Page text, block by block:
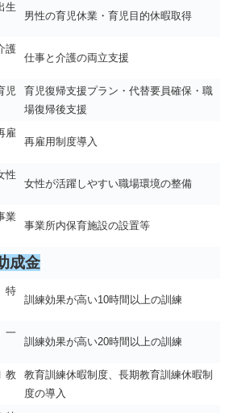
生
男性の育児休業・育児目的休暇取得
護
仕事と介護の両立支援
児
育児復帰支援プラン・代替要員確保・職
場復帰後支援
雇
再雇用制度導入
性
女性が活躍しやすい職場環境の整備
業
事業所内保育施設の設置等
成金
特
訓練効果が高い10時間以上の訓練
一
訓練効果が高い20時間以上の訓練
教
教育訓練休暇制度、長期教育訓練休暇制
度の導入